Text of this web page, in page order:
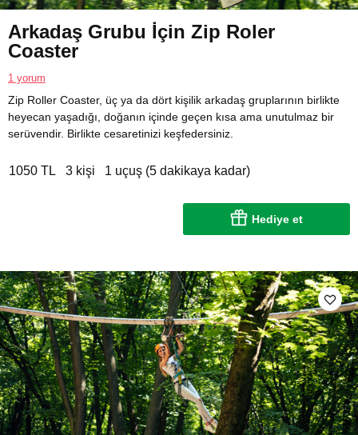
Arkadaş Grubu İçin Zip Roler
Coaster
1 yorum
Zip Roller Coaster, üç ya da dört kişilik arkadaş gruplarının birlikte
heyecan yaşadığı, doğanın içinde geçen kısa ama unutulmaz bir
serüvendir. Birlikte cesaretinizi keşfedersiniz.
1050 TL 3 kişi 1 uçuş (5 dakikaya kadar)
Hediye et